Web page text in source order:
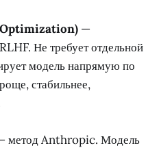
—
Не требует отдельной
модель напрямую по
стабильнее,
метод Anthropic. Модель